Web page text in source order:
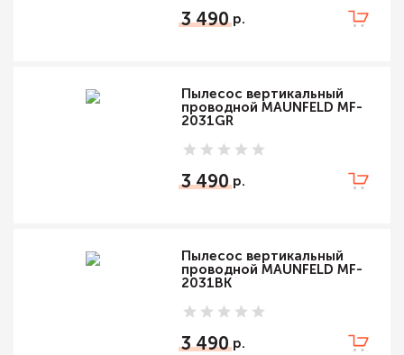
3 490
Пылесос вертикальный
проводной MAUNFELD MF-
2031GR
3 490
Пылесос вертикальный
проводной MAUNFELD MF-
2031BK
3 490